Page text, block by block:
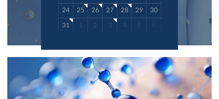
24 25 26 27 28 29 30
31 1 2 3 4 5 6